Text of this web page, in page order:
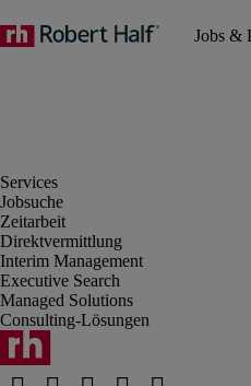
Jobsuche
Zeitarbeit
Direktvermittlung
Interim Management
Executive Search
Managed Solutions
Consulting-Lösungen